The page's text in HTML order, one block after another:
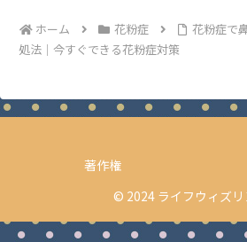
ホーム 花粉症
花粉症で
処法｜今すぐできる花粉症対策
著作権
© 2024 ライフウィズリ